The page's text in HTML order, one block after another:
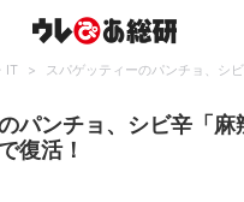
IT >
スパゲッティーのパンチョ、シ
パンチョ、シビ辛「麻
復活！